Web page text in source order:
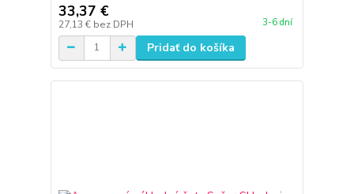
33,37 €
27,13 € bez DPH 3-6 dní
Pridať do košíka